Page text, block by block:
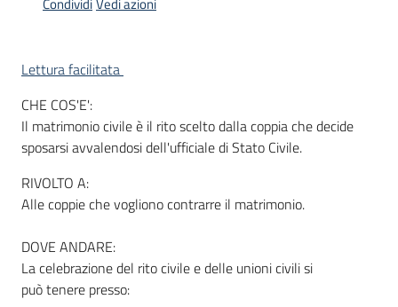
famiglie
Informazioni
locali
Newsletter
Lettura facilitata
CHE COS'E':
Il matrimonio civile è il rito scelto dalla coppia che decide
sposarsi avvalendosi dell'ufficiale di Stato Civile.
RIVOLTO A:
Alle coppie che vogliono contrarre il matrimonio.
DOVE ANDARE:
La celebrazione del rito civile e delle unioni civili si
può tenere presso: